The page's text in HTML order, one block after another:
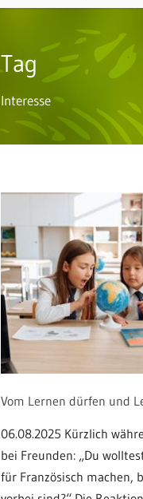
Tag
Interesse
Vom Lernen dürfen und
06.08.2025 Kürzlich
bei Freunden: „Du
für Französisch machen,